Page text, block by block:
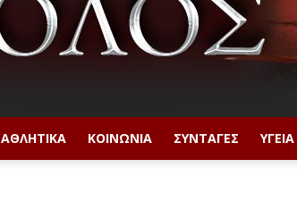
ΑΘΛΗΤΙΚΆ ΚΟΙΝΩΝΊΑ ΣΥΝΤΑΓΈΣ ΥΓΕΊΑ